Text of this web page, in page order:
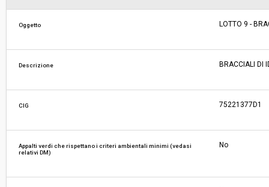
Responsabile attuale:
ESTAR - ENTE DI SUPPORTO TECNICO
Oggetto LOTTO 9 -
Descrizione BRACCIALI DI
CIG 75221377D1
Appalti verdi che rispettano i criteri ambientali minimi (vedasi
relativi DM)
No